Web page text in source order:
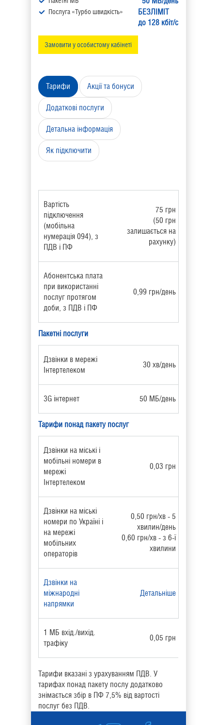
БЕЗЛІМІТ
до 128 кбіт/с
Послуга «Турбо швидкість»
Замовити у особистому кабінеті
Тарифи Акції та бонуси
Додаткові послуги
Детальна інформація
Як підключити
Вартість
підключення
(мобільна
нумерація 094), з
ПДВ і ПФ
75 грн
(50 грн
залишається на
рахунку)
Абонентська плата
при використанні
послуг протягом
доби, з ПДВ і ПФ
0,99 грн/день
Пакетні послуги
Дзвінки в мережі
Інтертелеком
30 хв/день
3G інтернет 50 МБ/день
Тарифи понад пакету послуг
Дзвінки на міські і
мобільні номери в
мережі
Інтертелеком
0,03 грн
Дзвінки на міські
номери по Україні і
на мережі
мобільних
операторів
0,50 грн/хв - 5
хвилин/день
0,60 грн/хв - з 6-ї
хвилини
Дзвінки на
міжнародні
напрямки
Детальніше
1 МБ вхід./вихід.
трафіку
0,05 грн
Тарифи вказані з урахуванням ПДВ. У
тарифах понад пакету послу додатково
знімається збір в ПФ 7,5% від вартості
послуг без ПДВ.